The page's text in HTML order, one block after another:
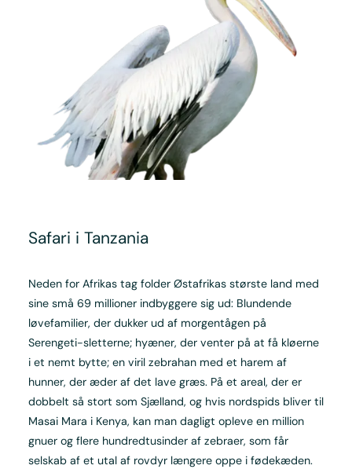
Safari i Tanzania
Neden for Afrikas tag folder Østafrikas største land med
sine små 69 millioner indbyggere sig ud: Blundende
løvefamilier, der dukker ud af morgentågen på
Serengeti-sletterne; hyæner, der venter på at få kløerne
i et nemt bytte; en viril zebrahan med et harem af
hunner, der æder af det lave græs. På et areal, der er
dobbelt så stort som Sjælland, og hvis nordspids bliver til
Masai Mara i Kenya, kan man dagligt opleve en million
gnuer og flere hundredtusinder af zebraer, som får
selskab af et utal af rovdyr længere oppe i fødekæden.